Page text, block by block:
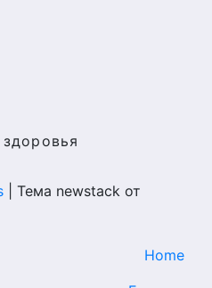
Тема newstack от
Home